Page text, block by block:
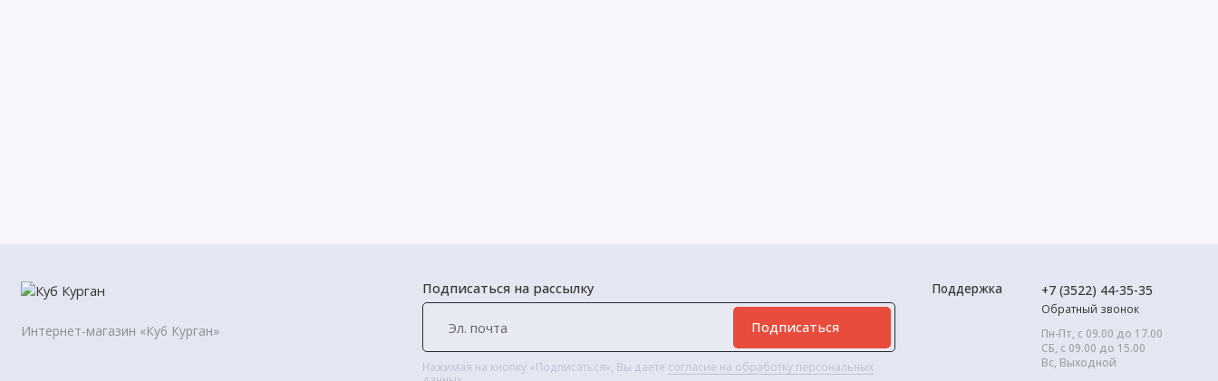
Интернет-магазин «Куб Курган»
Подписаться на рассылку
Подписаться
Нажимая на кнопку «Подписаться», Вы даете согласие на обработку персональных
Поддержка +7 (3522) 44-35-35
Обратный звонок
Пн-Пт, с 09.00 до 17.00
СБ, с 09.00 до 15.00
Вс, Выходной